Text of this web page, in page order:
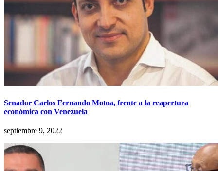
Senador Carlos Fernando Motoa, frente a la reapertura
económica con Venezuela
septiembre 9, 2022